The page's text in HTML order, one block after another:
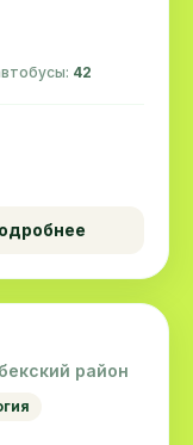
42
район